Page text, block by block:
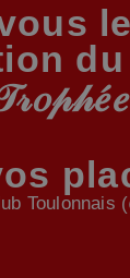
du
Toulonnais